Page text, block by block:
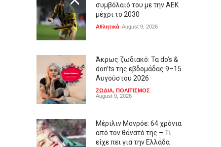
συμβόλαιό του με την ΑΕΚ
μέχρι το 2030
Αθλητικά August 9, 2026
Άκρως ζωδιακό: Τα do’s &
don’ts της εβδομάδας 9–15
Αυγούστου 2026
ΖΩΔΙΑ, ΠΟΛΙΤΙΣΜΟΣ
August 9, 2026
Μέριλιν Μονρόε: 64 χρόνια
από τον θάνατό της – Τι
είχε πει για την Ελλάδα